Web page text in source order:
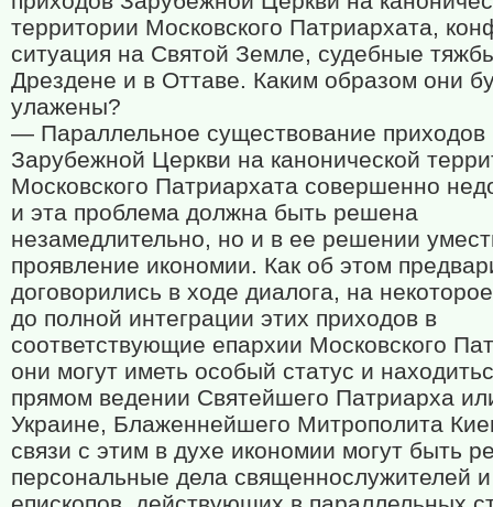
территории Московского Патриархата,
ситуация на Святой Земле, судебные
Дрездене и в Оттаве. Каким образом они
улажены?
— Параллельное существование приходов
Зарубежной Церкви на канонической
Московского Патриархата совершенно
и эта проблема должна быть решена
незамедлительно, но и в ее решении
проявление икономии. Как об этом
договорились в ходе диалога, на
до полной интеграции этих приходов в
соответствующие епархии Московского
они могут иметь особый статус и
прямом ведении Святейшего Патриарха
Украине, Блаженнейшего Митрополита
связи с этим в духе икономии могут быть
персональные дела священнослужителей и